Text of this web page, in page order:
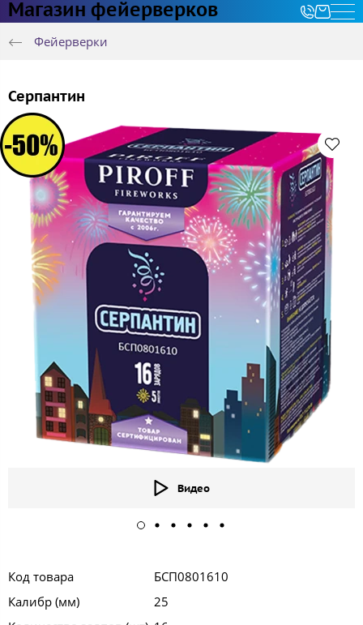
Магазин фейерверков
Фейерверки
Серпантин
Видео
Код товара
БСП0801610
Калибр (мм)
25